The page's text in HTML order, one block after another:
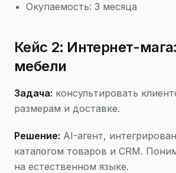
Окупаемость: 3 месяца
Кейс 2: Интернет-
мебели
Задача: консультировать
размерам и доставке.
Решение: AI-агент,
каталогом товаров и CRM.
на естественном языке.